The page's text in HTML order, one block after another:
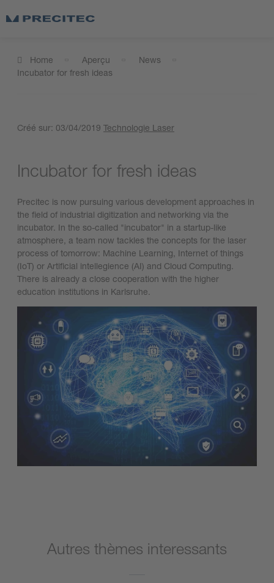
Home Aperçu
News
Incubator for fresh ideas
Créé sur: 03/04/2019 Technologie Laser
Incubator for fresh ideas
Precitec is now pursuing various development approaches in
the field of industrial digitization and networking via the
incubator. In the so-called "incubator" in a startup-like
atmosphere, a team now tackles the concepts for the laser
process of tomorrow: Machine Learning, Internet of things
(IoT) or Artificial intellegience (AI) and Cloud Computing.
There is already a close cooperation with the higher
education institutions in Karlsruhe.
Autres thèmes interessants